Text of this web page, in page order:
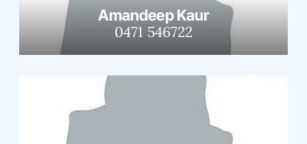
Amandeep Kaur
0471 546722